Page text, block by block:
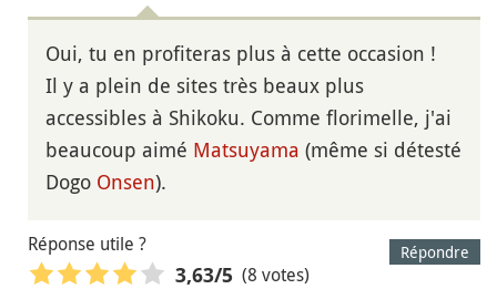
Oui, tu en profiteras plus à cette occasion !
Il y a plein de sites très beaux plus
accessibles à Shikoku. Comme florimelle, j'ai
beaucoup aimé Matsuyama (même si détesté
Dogo Onsen).
Répondre
Réponse utile ?
3,63/5 (8 votes)